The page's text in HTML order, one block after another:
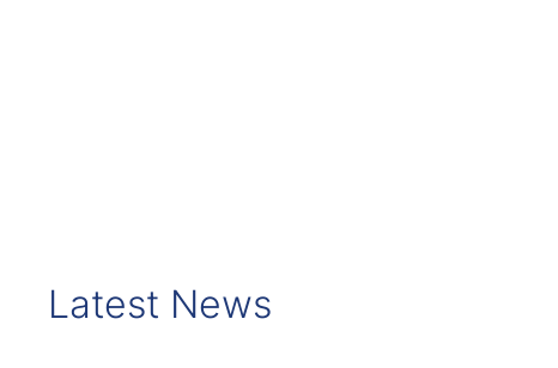
Latest News